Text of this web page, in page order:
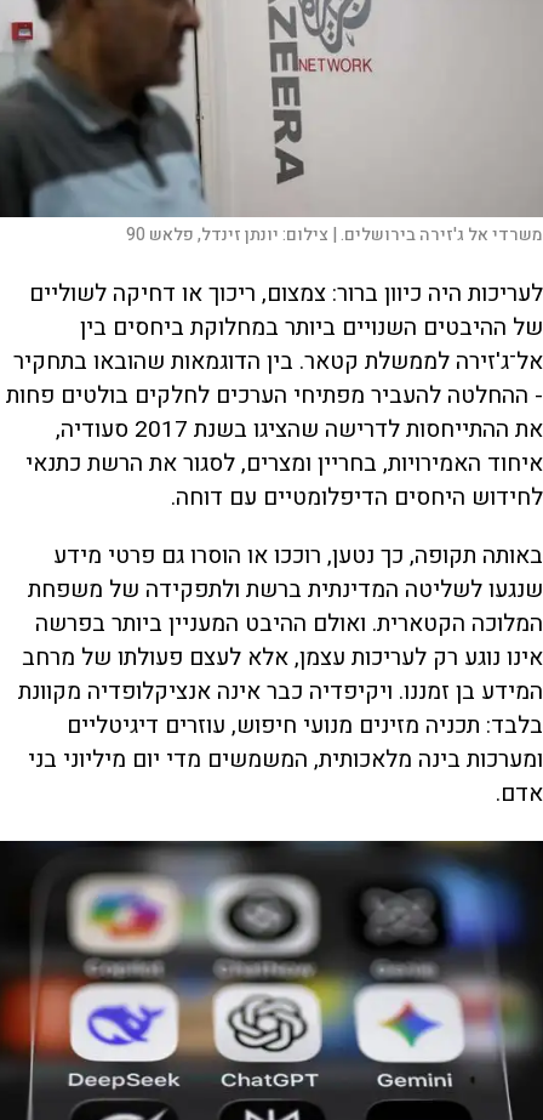
משרדי אל ג'זירה בירושלים. | צילום:יונתן זינדל, פלאש 90
לעריכות היה כיוון ברור: צמצום, ריכוך או דחיקה לשוליים
של ההיבטים השנויים ביותר במחלוקת ביחסים בין
אל־ג'זירה לממשלת קטאר. בין הדוגמאות שהובאו בתחקיר
- ההחלטה להעביר מפתיחי הערכים לחלקים בולטים פחות
את ההתייחסות לדרישה שהציגו בשנת 2017 סעודיה,
איחוד האמירויות, בחריין ומצרים, לסגור את הרשת כתנאי
לחידוש היחסים הדיפלומטיים עם דוחה.
באותה תקופה, כך נטען, רוככו או הוסרו גם פרטי מידע
שנגעו לשליטה המדינתית ברשת ולתפקידה של משפחת
המלוכה הקטארית. ואולם ההיבט המעניין ביותר בפרשה
אינו נוגע רק לעריכות עצמן, אלא לעצם פעולתו של מרחב
המידע בן זמננו. ויקיפדיה כבר אינה אנציקלופדיה מקוונת
בלבד: תכניה מזינים מנועי חיפוש, עוזרים דיגיטליים
ומערכות בינה מלאכותית, המשמשים מדי יום מיליוני בני
אדם.